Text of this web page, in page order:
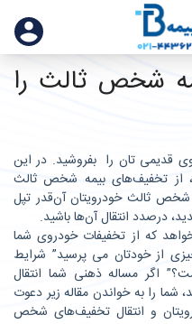
شخص ثالث را
قدیمی تان را بفروشید. در این
از تخفیف‌های بیمه شخص ثالث‌
شخص ثالث خودرویتان آن‌قدر تپل
درصدد انتقال آن‌ها باشید.
که از تخفیفات خودروی شما
از خودتان می پرسید” شرایط
اگر مساله ذهنی شما انتقال
را به خواندن مقاله زیر دعوت
و انتقال تخفیف‌های شخص